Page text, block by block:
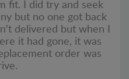
fit. I did try and seek
but no one got back
delivered but when I
it had gone, it was
order was